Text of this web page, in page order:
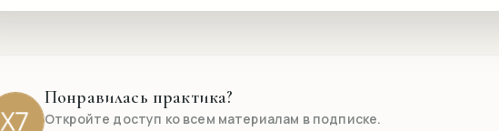
Понравилась практика?
Откройте доступ ко всем материалам в подписке.